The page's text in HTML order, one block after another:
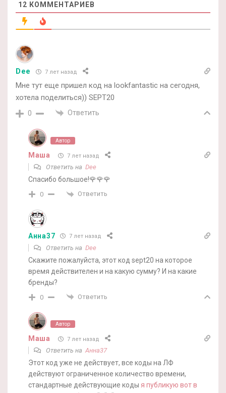
12 КОММЕНТАРИЕВ
Dee 7 лет назад
Мне тут еще пришел код на lookfantastic на сегодня,
хотела поделиться)) SEPT20
0 Ответить
Автор
Маша 7 лет назад
Ответить на Dee
Спасибо большое!🌹🌹🌹
0 Ответить
Анна37 7 лет назад
Ответить на Dee
Скажите пожалуйста, этот код sept20 на которое
время действителен и на какую сумму? И на какие
бренды?
0 Ответить
Автор
Маша 7 лет назад
Ответить наАнна37
Этот код уже не действует, все коды на ЛФ
действуют ограниченное количество времени,
стандартные действующие коды я публикую вот в